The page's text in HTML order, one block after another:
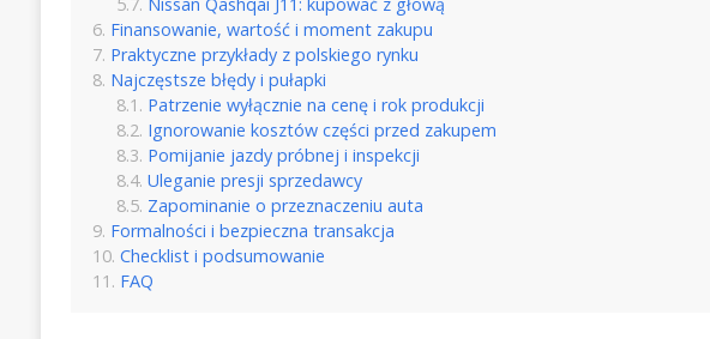
Nissan Qashqai J11: kupować z głową
Finansowanie, wartość i moment zakupu
Praktyczne przykłady z polskiego rynku
Najczęstsze błędy i pułapki
Patrzenie wyłącznie na cenę i rok produkcji
Ignorowanie kosztów części przed zakupem
Pomijanie jazdy próbnej i inspekcji
Uleganie presji sprzedawcy
Zapominanie o przeznaczeniu auta
Formalności i bezpieczna transakcja
Checklist i podsumowanie
FAQ